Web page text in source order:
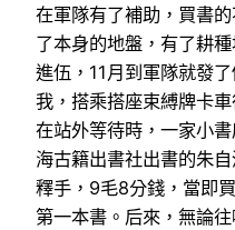
在軍隊有了補助，買書
了本身的地盤，有了耕
進伍，11月到軍隊就發
我，搭乘搭座束縛牌卡
在站外等待時，一家小
海古籍出書社出書的朱
釋手，9毛8分錢，當即
第一本書。后來，無論